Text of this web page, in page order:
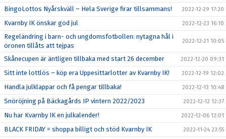
BingoLottos Nyårskväll – Hela Sverige firar tillsammans! 2022-12-29 17:20
Kvarnby IK önskar god jul 2022-12-23 16:10
Regeländring i barn- och ungdomsfotbollen: nytagna hål i
öronen tillåts att tejpas
2022-12-21 10:05
Skånecupen är äntligen tillbaka med start 26 december 2022-12-20 09:31
Sitt inte lottlös – köp era Uppesittarlotter av Kvarnby IK! 2022-12-19 12:02
Handla julklappar och få pengar tillbaka! 2022-12-13 10:48
Snöröjning på Bäckagårds IP vintern 2022/2023 2022-12-12 12:37
Nu har Kvarnby IK en julkalender! 2022-12-06 12:01
BLACK FRIDAY = shoppa billigt och stöd Kvarnby IK 2022-11-24 23:55